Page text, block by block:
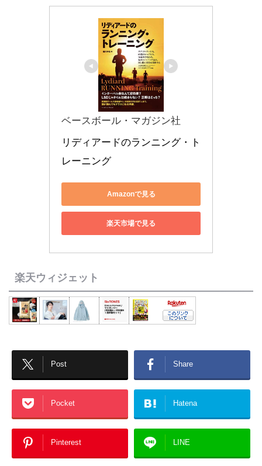
ベースボール・マガジン社
リディアードのランニング・ト
レーニング
Amazonで見る
楽天市場で見る
楽天ウィジェット
Post Share
Pocket Hatena
Pinterest LINE